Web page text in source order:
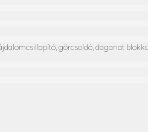
görcsoldó, daganat